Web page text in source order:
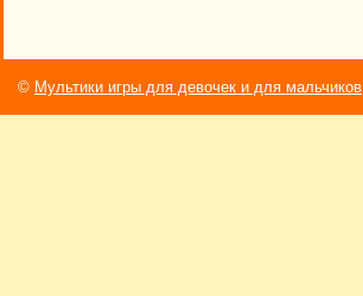
© Мультики игры для девочек и для мальчиков